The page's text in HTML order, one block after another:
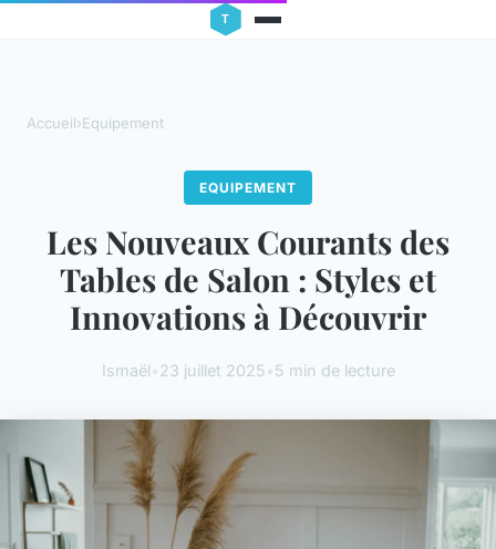
Accueil›Equipement
EQUIPEMENT
Les Nouveaux Courants des
Tables de Salon : Styles et
Innovations à Découvrir
Ismaël•23 juillet 2025•5 min de lecture